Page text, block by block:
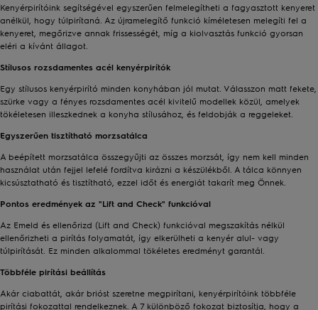
Kenyérpirítóink segítségével egyszerűen felmelegítheti a fagyasztott kenyeret
anélkül, hogy túlpirítaná. Az újramelegítő funkció kíméletesen melegíti fel a
kenyeret, megőrizve annak frissességét, míg a kiolvasztás funkció gyorsan
eléri a kívánt állagot.
Stílusos rozsdamentes acél kenyérpirítók
Egy stílusos kenyérpirító minden konyhában jól mutat. Válasszon matt fekete,
szürke vagy a fényes rozsdamentes acél kivitelű modellek közül, amelyek
tökéletesen illeszkednek a konyha stílusához, és feldobják a reggeleket.
Egyszerűen tisztítható morzsatálca
A beépített morzsatálca összegyűjti az összes morzsát, így nem kell minden
használat után fejjel lefelé fordítva kirázni a készülékből. A tálca könnyen
kicsúsztatható és tisztítható, ezzel időt és energiát takarít meg Önnek.
Pontos eredmények az "Lift and Check" funkcióval
Az Emeld és ellenőrizd (Lift and Check) funkcióval megszakítás nélkül
ellenőrizheti a pirítás folyamatát, így elkerülheti a kenyér alul- vagy
túlpirítását. Ez minden alkalommal tökéletes eredményt garantál.
Többféle pirítási beállítás
Akár ciabattát, akár brióst szeretne megpirítani, kenyérpirítóink többféle
pirítási fokozattal rendelkeznek. A 7 különböző fokozat biztosítja, hogy a